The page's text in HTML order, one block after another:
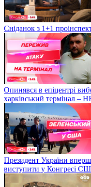
Сніданок з 1+1
Опинявся в епіцентрі
харківський термінал
Президент України
виступити у Конгресі